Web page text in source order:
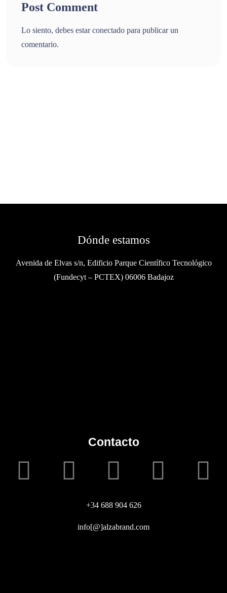
Post Comment
Lo siento, debes estarconectado para publicar un
comentario.
Dónde estamos
Avenida de Elvas s/n, Edificio Parque Científico Tecnológico
(Fundecyt – PCTEX) 06006 Badajoz
Contacto
+34 688 904 626
info[@]alzabrand.com